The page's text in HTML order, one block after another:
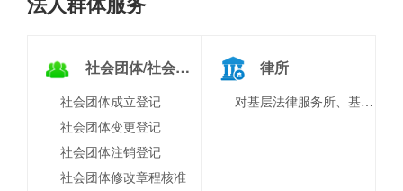
社会团体/社会组织
社会团体成立登记
社会团体变更登记
社会团体注销登记
社会团体修改章程核准
律所
对基层法律服务所、基层法律服务工作者进行表彰奖励